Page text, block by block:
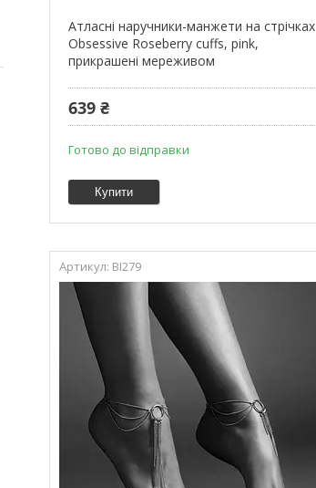
Атласні наручники-манжети на стрічках
Obsessive Roseberry cuffs, pink,
прикрашені мереживом
639 ₴
Готово до відправки
Купити
BI279